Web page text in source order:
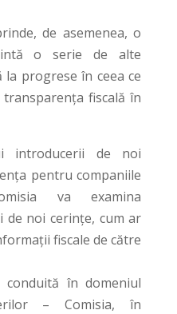
de asemenea, o
o serie de alte
progrese în ceea ce
fiscală în
introducerii de noi
pentru companiile
va examina
de noi cerințe, cum ar
fiscale de către
conduită în domeniul
– Comisia, în